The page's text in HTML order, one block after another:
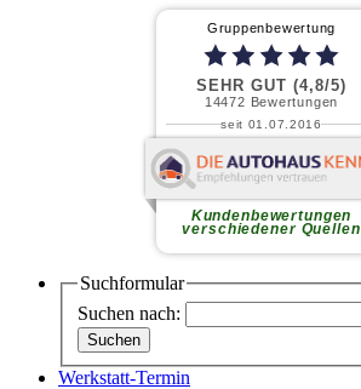
Gruppenbewertung
SEHR GUT (4,8/5)
14472 Bewertungen
seit 01.07.2016
Kundenbewertungen
verschiedener Quellen
Friedhelm J.
Freundliches Personal,
Leistungsverhältnis.weiterlesen
Suchformular
Suchen nach:
Werkstatt-Termin